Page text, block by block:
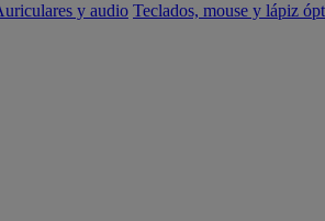
y audio Teclados, mouse y lápiz